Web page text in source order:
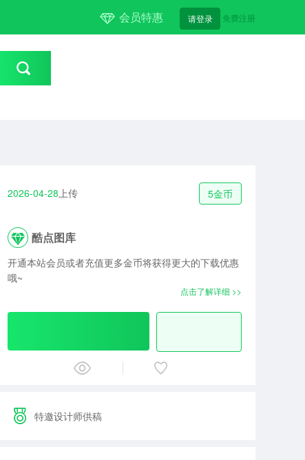
会员特惠 请登录 免费注册
2026-04-28上传 5金币
酷点图库
开通本站会员或者充值更多金币将获得更大的下载优惠
哦~
点击了解详细 >>
特邀设计师供稿